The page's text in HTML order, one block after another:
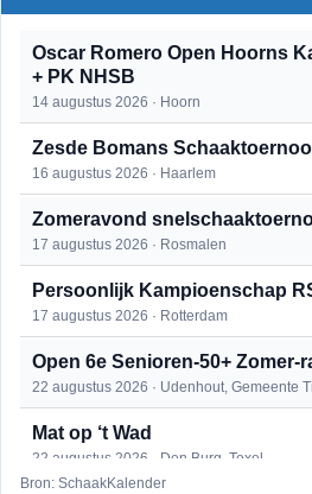
Oscar Romero Open Hoorns
+ PK NHSB
14 augustus 2026 · Hoorn
Zesde Bomans
16 augustus 2026 · Haarlem
Zomeravond
17 augustus 2026 · Rosmalen
Persoonlijk Kampioenschap
17 augustus 2026 · Rotterdam
Open 6e Senioren-50+
22 augustus 2026 · Udenhout, Gemeente
Mat op ‘t Wad
22 augustus 2026 · Den Burg, Texel
Bron: SchaakKalender